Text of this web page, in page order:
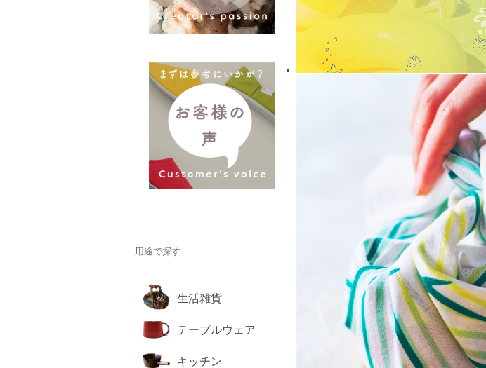
用途で探す
生活雑貨
テーブルウェア
キッチン